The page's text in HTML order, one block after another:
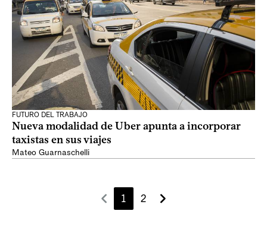
FUTURO DEL TRABAJO
Nueva modalidad de Uber apunta a incorporar
taxistas en sus viajes
Mateo Guarnaschelli
1 2